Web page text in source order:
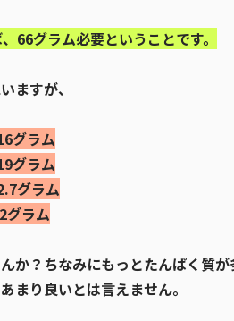
66グラム必要ということです。
ますが、
グラム
グラム
グラム
グラム
か？ちなみにもっとたんぱく質
まり良いとは言えません。